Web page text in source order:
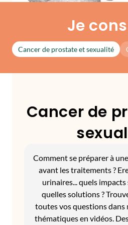
Je
Cancer de prostate et sexualité
Cancer de
Comment se préparer à
avant les traitements ?
urinaires... quels impacts
quelles solutions ?
toutes vos questions dans
thématiques en vidéos.